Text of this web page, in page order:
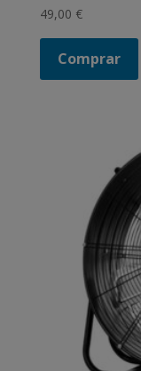
49,00 €
Comprar